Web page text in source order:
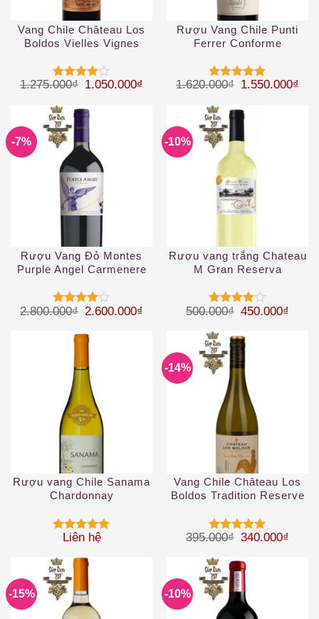
Vang Chile Château Los
Boldos Vielles Vignes
Được
45 sao
1.275.000₫ Giá gốc là: 1.275.000₫.
1.050.000₫ Giá hiện tại là: 1.050.000₫.
Rượu Vang Chile Punti
Ferrer Conforme
Được xếp
sao
1.620.000₫ Giá gốc là:
1.550.000₫
-7%
Rượu Vang Đỏ Montes
Purple Angel Carmenere
Được
5 sao
2.800.000₫ Giá gốc là: 2.800.000₫.
2.600.000₫ Giá hiện tại là: 2.600.000₫.
-10%
Rượu vang trắng Chateau
M Gran Reserva
Được
45 sao
500.000₫ Giá gốc là:
450.000₫
Rượu vang Chile Sanama
Chardonnay
Được xếp
sao
Liên hệ
-14%
Vang Chile Château Los
Boldos Tradition Reserve
Được xếp
sao
395.000₫ Giá gốc là:
340.000₫
-15% -10%